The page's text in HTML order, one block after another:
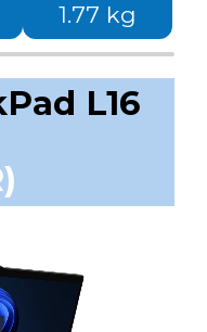
1.77 kg
L16